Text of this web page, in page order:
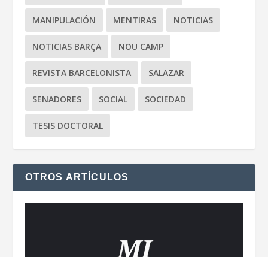
MANIPULACIÓN MENTIRAS NOTICIAS
NOTICIAS BARÇA NOU CAMP
REVISTA BARCELONISTA SALAZAR
SENADORES SOCIAL SOCIEDAD
TESIS DOCTORAL
OTROS ARTÍCULOS